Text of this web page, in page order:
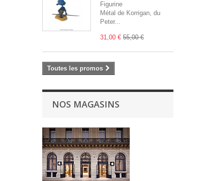
Figurine
Métal de Korrigan, du
Peter...
31,00 € 55,00 €
Toutes les promos
NOS MAGASINS